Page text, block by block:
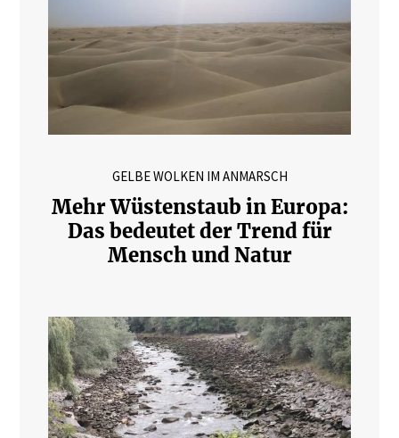
GELBE WOLKEN IM ANMARSCH
Mehr Wüstenstaub in Europa:
Das bedeutet der Trend für
Mensch und Natur